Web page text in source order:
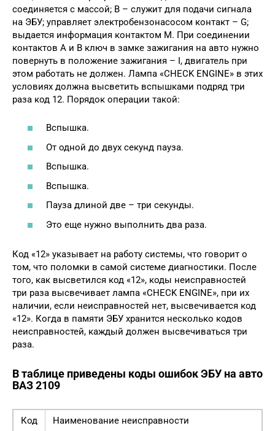
соединяется с массой; В – служит для подачи сигнала
на ЭБУ; управляет электробензонасосом контакт – G;
выдается информация контактом М. При соединении
контактов А и В ключ в замке зажигания на авто нужно
повернуть в положение зажигания – I, двигатель при
этом работать не должен. Лампа «CHECK ENGINE» в этих
условиях должна высветить вспышками подряд три
раза код 12. Порядок операции такой:
Вспышка.
От одной до двух секунд пауза.
Вспышка.
Вспышка.
Пауза длиной две – три секунды.
Это еще нужно выполнить два раза.
Код «12» указывает на работу системы, что говорит о
том, что поломки в самой системе диагностики. После
того, как высветился код «12», коды неисправностей
три раза высвечивает лампа «CHECK ENGINE», при их
наличии, если неисправностей нет, высвечивается код
«12». Когда в памяти ЭБУ хранится несколько кодов
неисправностей, каждый должен высвечиваться три
раза.
В таблице приведены коды ошибок ЭБУ на авто
ВАЗ 2109
Код Наименование неисправности